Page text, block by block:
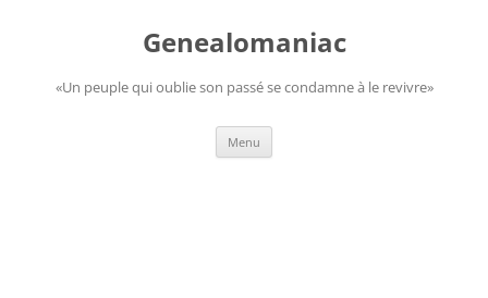
Genealomaniac
«Un peuple qui oublie son passé se condamne à le revivre»
Menu